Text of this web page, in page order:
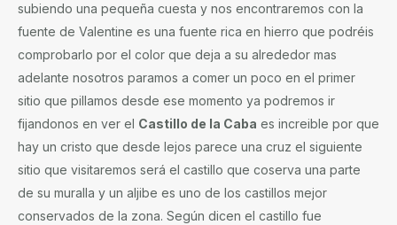
subiendo una pequeña cuesta y nos encontraremos con la
fuente de Valentine es una fuente rica en hierro que podréis
comprobarlo por el color que deja a su alrededor mas
adelante nosotros paramos a comer un poco en el primer
sitio que pillamos desde ese momento ya podremos ir
fijandonos en ver el Castillo de la Caba es increible por que
hay un cristo que desde lejos parece una cruz el siguiente
sitio que visitaremos será el castillo que coserva una parte
de su muralla y un aljibe es uno de los castillos mejor
conservados de la zona. Según dicen el castillo fue